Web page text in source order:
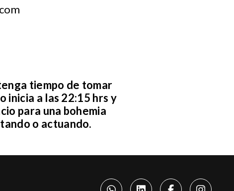
tiempo de tomar
inicia a las 22:15 hrs y
para una bohemia
o actuando.